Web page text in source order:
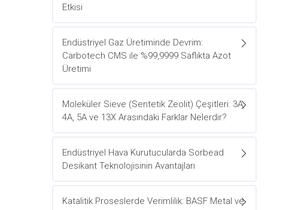
Etkisi
Endüstriyel Gaz Üretiminde Devrim:
Carbotech CMS ile %99,9999 Saflıkta Azot
Üretimi
Moleküler Sieve (Sentetik Zeolit) Çeşitleri: 3A,
4A, 5A ve 13X Arasındaki Farklar Nelerdir?
Endüstriyel Hava Kurutucularda Sorbead
Desikant Teknolojisinin Avantajları
Katalitik Proseslerde Verimlilik: BASF Metal ve